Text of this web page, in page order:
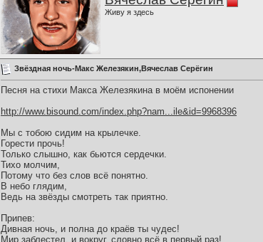
Живу я здесь
Звёздная ночь-Макс Железякин,Вячеслав Серёгин
Песня на стихи Макса Железякина в моём испонении
http://www.bisound.com/index.php?nam...ile&id=9968396
Мы с тобою сидим на крылечке.
Горести прочь!
Только слышно, как бьются сердечки.
Тихо молчим,
Потому что без слов всё понятно.
В небо глядим,
Ведь на звёзды смотреть так приятно.
Припев:
Дивная ночь, и полна до краёв ты чудес!
Мир заблестел, и вокруг, словно всё в первый раз!